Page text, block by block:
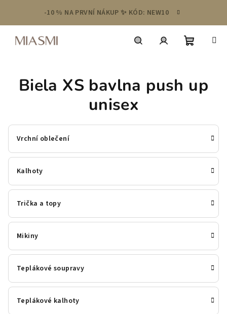
obsah
-10 % NA PRVNÍ NÁKUP ✨ KÓD: NEW10
košík
Biela XS bavlna push up
unisex
Vrchní oblečení
Kalhoty
Trička a topy
Mikiny
Teplákové soupravy
Teplákové kalhoty